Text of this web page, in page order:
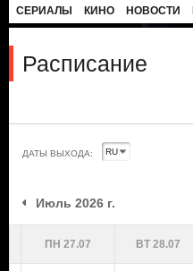
СЕРИАЛЫ КИНО НОВОСТИ
Расписание
ДАТЫ ВЫХОДА:
июль 2026 г.
ПН 27.07 ВТ 28.07